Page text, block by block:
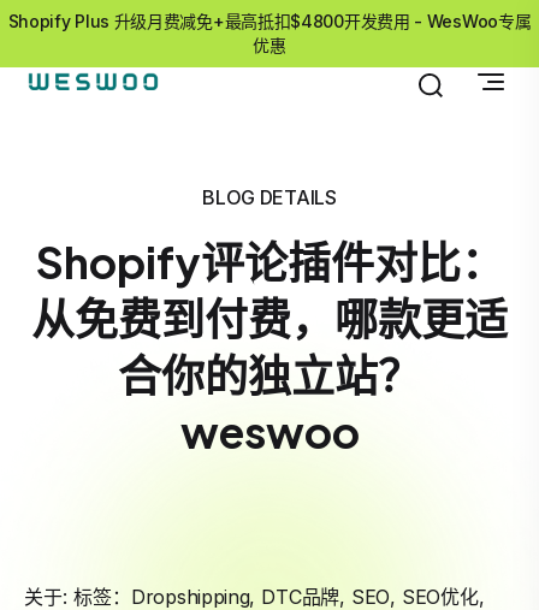
Shopify Plus 升级月费减免+最高抵扣$4800开发费用 - WesWoo专属
优惠
BLOG DETAILS
Shopify评论插件对比：
从免费到付费，哪款更适
合你的独立站？
weswoo
关于: 标签： Dropshipping, DTC品牌, SEO, SEO优化,